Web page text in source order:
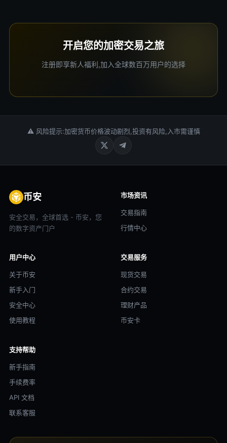
开启您的加密交易之旅
注册即享新人福利,加入全球数百万用户的选择
⚠ 风险提示:加密货币价格波动剧烈,投资有风险,入市需谨慎
币安
安全交易，全球首选 - 币安，您
的数字资产门户
市场资讯
交易指南
行情中心
用户中心
关于币安
新手入门
安全中心
使用教程
交易服务
现货交易
合约交易
理财产品
币安卡
支持帮助
新手指南
手续费率
API 文档
联系客服